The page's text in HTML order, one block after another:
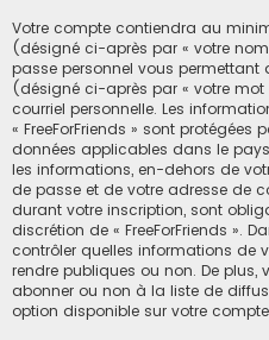
Votre compte contiendra au
(désigné ci-après par « votre
passe personnel vous
(désigné ci-après par « votre
courriel personnelle. Les
« FreeForFriends » sont protégées
données applicables dans le
les informations, en-dehors de
de passe et de votre adresse de
durant votre inscription, sont
discrétion de « FreeForFriends ».
contrôler quelles informations de
rendre publiques ou non. De plus,
abonner ou non à la liste de
option disponible sur votre